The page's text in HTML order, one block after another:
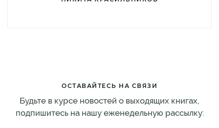
ОСТАВАЙТЕСЬ НА СВЯЗИ
Будьте в курсе новостей о выходящих книгах,
подпишитесь на нашу еженедельную рассылку: